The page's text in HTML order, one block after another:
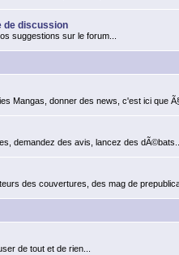
de discussion
suggestions sur le forum...
Mangas, donner des news, c'est ici que
demandez des avis, lancez des
des couvertures, des mag de
de tout et de rien...